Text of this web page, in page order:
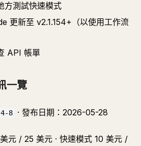
方測試快速模式
更新至 v2.1.154+（以使用工作流
API 帳單
一覽
8 · 發布日期：2026-05-28
元 / 25 美元 · 快速模式 10 美元 /